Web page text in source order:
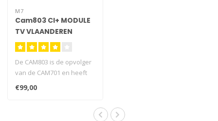
M7
Cam803 CI+ MODULE
TV VLAANDEREN
De CAM803 is de opvolger
van de CAM701 en heeft
net zoals de CAM-701 een
geïnte..
€99,00